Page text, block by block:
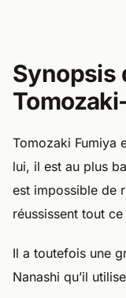
Synopsis
Tomozaki Fumiya
lui, il est au plus
est impossible de
réussissent tout ce
Il a toutefois une
Nanashi qu’il